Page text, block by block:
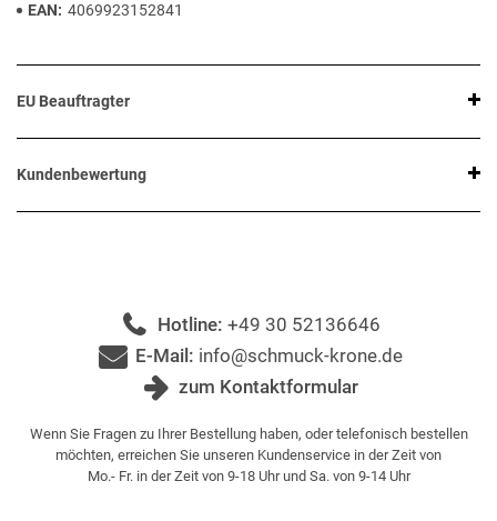
EAN
4069923152841
EU Beauftragter
Kundenbewertung
Hotline: +49 30 52136646
E-Mail: info@schmuck-krone.de
zum Kontaktformular
Wenn Sie Fragen zu Ihrer Bestellung haben, oder telefonisch bestellen
möchten, erreichen Sie unseren Kundenservice in der Zeit von
Mo.- Fr. in der Zeit von 9-18 Uhr und Sa. von 9-14 Uhr